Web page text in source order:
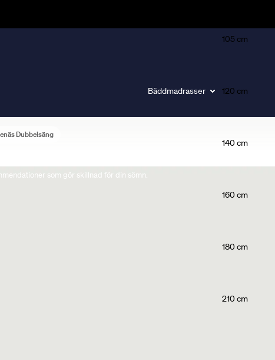
som gör skillnad för din sömn.
Bäddmadrasser
105 cm
120 cm
140 cm
160 cm
180 cm
210 cm
Dubbelsäng